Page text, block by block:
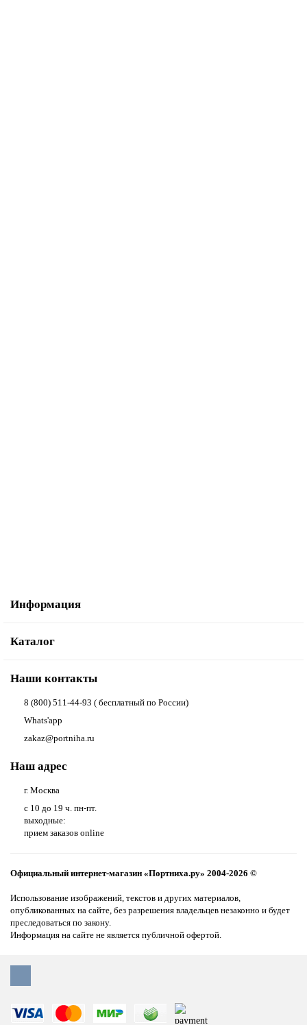
Информация
Каталог
Наши контакты
8 (800) 511-44-93 ( бесплатный по России)
Whats'app
zakaz@portniha.ru
Наш адрес
г. Москва
с 10 до 19 ч. пн-пт.
выходные:
прием заказов online
Официальный интернет-магазин «Портниха.ру» 2004-2026 ©
Использование изображений, текстов и других материалов,
опубликованных на сайте, без разрешения владельцев незаконно и будет
преследоваться по закону.
Информация на сайте не является публичной офертой.